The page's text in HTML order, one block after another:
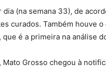
(na semana 33), de
curados. Também houve
é a primeira na análise
Mato Grosso chegou à